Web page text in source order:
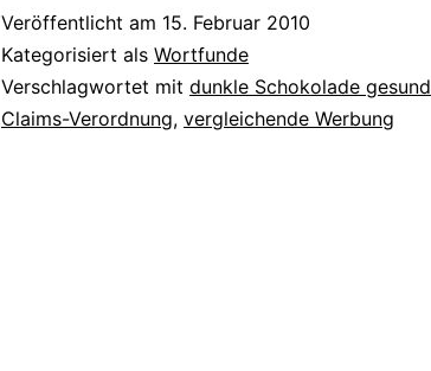
Veröffentlicht am 15. Februar 2010
Kategorisiert als Wortfunde
Verschlagwortet mit dunkle Schokolade gesund
Claims-Verordnung, vergleichende Werbung